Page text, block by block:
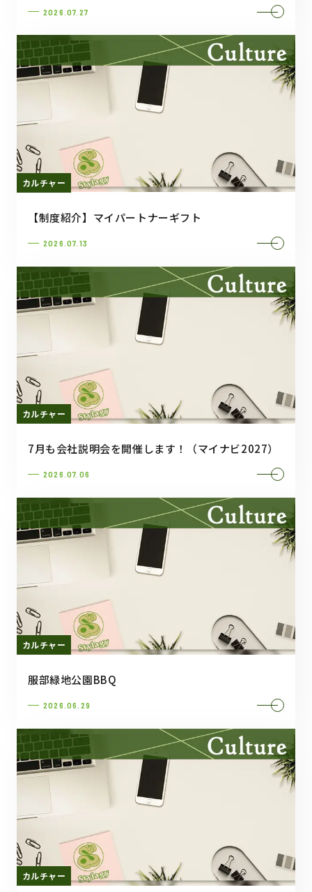
2026.07.27
カルチャー
【制度紹介】マイパートナーギフト
2026.07.13
カルチャー
7月も会社説明会を開催します！（マイナビ2027）
2026.07.06
カルチャー
服部緑地公園BBQ
2026.06.29
カルチャー